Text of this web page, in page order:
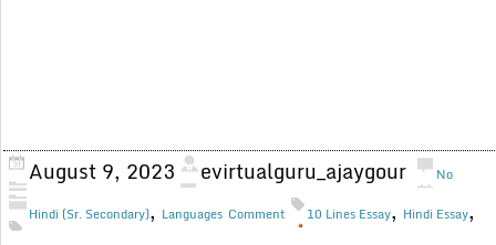
August 9, 2023 evirtualguru_ajaygour
Hindi (Sr. Secondary), Languages
No
Comment
10 Lines Essay, Hindi Essay,